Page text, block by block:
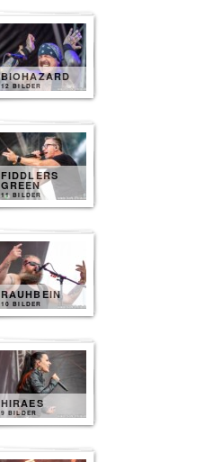
BIOHAZARD
12 BILDER
FIDDLERS
GREEN
11 BILDER
RAUHBEIN
10 BILDER
HIRAES
9 BILDER